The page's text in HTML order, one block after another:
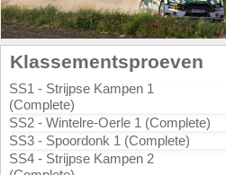
Klassementsproeven
SS1 - Strijpse Kampen 1
(Complete)
SS2 - Wintelre-Oerle 1 (Complete)
SS3 - Spoordonk 1 (Complete)
SS4 - Strijpse Kampen 2